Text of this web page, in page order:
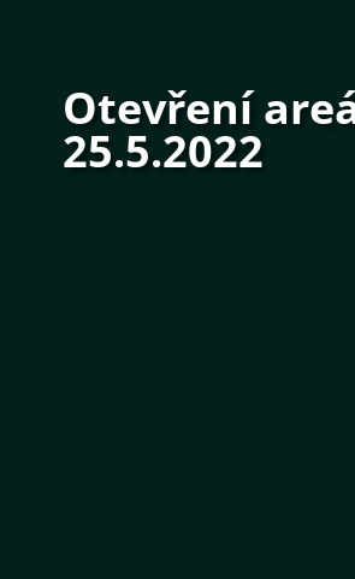
Otevření
25.5.2022